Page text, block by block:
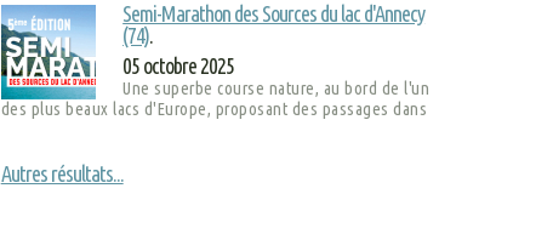
Semi-Marathon des Sources du lac d'Annecy
(74).
05 octobre 2025
Une superbe course nature, au bord de l'un
des plus beaux lacs d'Europe, proposant des passages dans
Autres résultats...